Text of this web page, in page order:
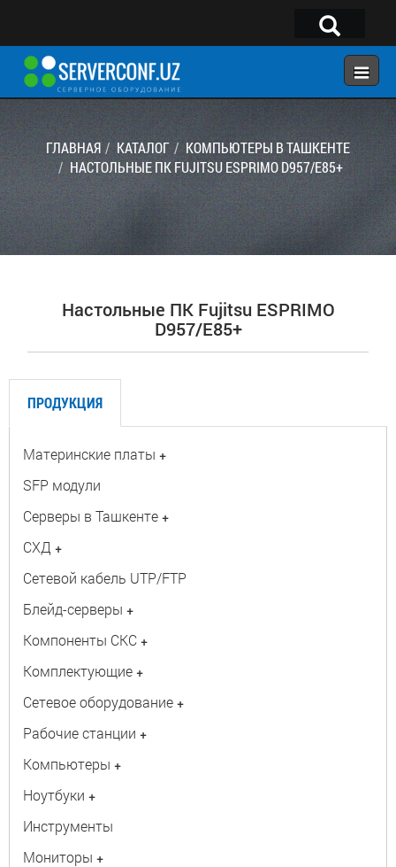
×
ГЛАВНАЯ
КОНФИГУРАТОР
КАТАЛОГ
УСЛУГИ
КОНТАКТЫ
Telegram:@serverconf_uz
Тел: (90) 932-18-00
ГЛАВНАЯ КАТАЛОГ
КОМПЬЮТЕРЫ В ТАШКЕНТЕ
НАСТОЛЬНЫЕ ПК FUJITSU ESPRIMO D957/E85+
Настольные ПК Fujitsu ESPRIMO
D957/E85+
ПРОДУКЦИЯ
Материнские платы +
SFP модули
Серверы в Ташкенте +
СХД +
Сетевой кабель UTP/FTP
Блейд-серверы +
Компоненты СКС +
Комплектующие +
Сетевое оборудование +
Рабочие станции +
Компьютеры +
Ноутбуки +
Инструменты
Мониторы +